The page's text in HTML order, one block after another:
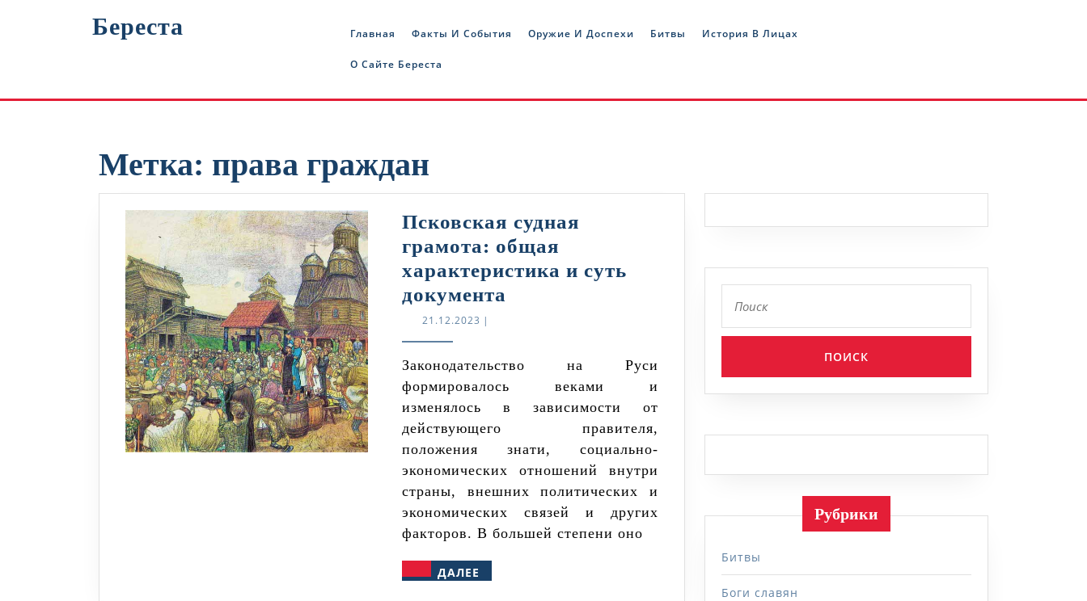
Береста Главная Факты И События Оружие И Доспехи Битвы История В Лицах
О Сайте Береста
Метка: права граждан
Псковская судная
грамота: общая
характеристика и суть
документа
общая
характеристика
и
документа
21.12.2023 21.12.2023
|
Законодательство на Руси
формировалось веками и
изменялось в зависимости от
действующего правителя,
положения знати, социально-
экономических отношений внутри
страны, внешних политических и
экономических связей и других
факторов. В большей степени оно
ДАЛЕЕ
Рубрики
Битвы
Боги славян